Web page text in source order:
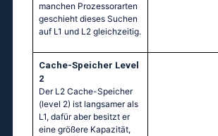
manchen Prozessorarten
geschieht dieses Suchen
auf L1 und L2 gleichzeitig.
Cache-Speicher Level
2
Der L2 Cache-Speicher
(level 2) ist langsamer als
L1, dafür aber besitzt er
eine größere Kapazität,